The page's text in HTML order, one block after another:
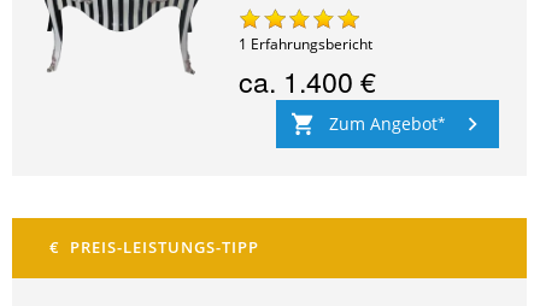
1 Erfahrungsbericht
ca. 1.400 €
Zum Angebot